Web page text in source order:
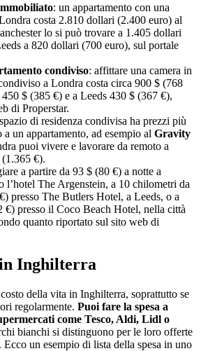
: un appartamento con una
costa 2.810 dollari (2.400 euro) al
lo si può trovare a 1.405 dollari
a 820 dollari (700 euro), sul portale
condiviso: affittare una camera in
a Londra costa circa 900 $ (768
$ (385 €) e a Leeds 430 $ (367 €),
di Properstar.
di residenza condivisa ha prezzi più
un appartamento, ad esempio al Gravity
puoi vivere e lavorare da remoto a
€).
a partire da 93 $ (80 €) a notte a
l’hotel The Argenstein, a 10 chilometri da
presso The Butlers Hotel, a Leeds, o a
€) presso il Coco Beach Hotel, nella città
quanto riportato sul sito web di
Inghilterra
della vita in Inghilterra, soprattutto se
regolarmente. Puoi fare la spesa a
come Tesco, Aldi, Lidl o
bianchi si distinguono per le loro offerte
un esempio di lista della spesa in uno